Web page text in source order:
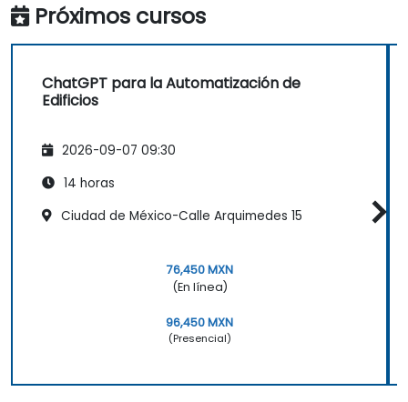
Próximos cursos
ChatGPT para la Automatización de
Edificios
2026-09-07 09:30
14 horas
Ciudad de México-Calle Arquimedes 15
76,450 MXN
(En línea)
96,450 MXN
(Presencial)